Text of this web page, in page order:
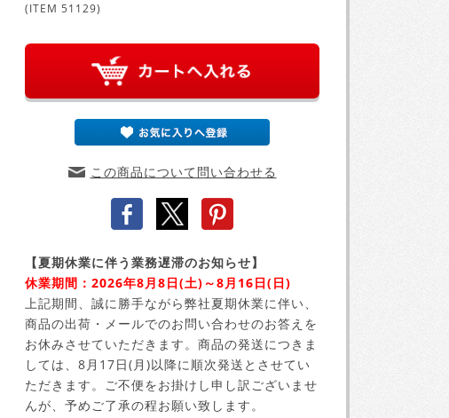
(ITEM 51129)
この商品について問い合わせる
【夏期休業に伴う業務遅滞のお知らせ】
休業期間：2026年8月8日(土)～8月16日(日)
上記期間、誠に勝手ながら弊社夏期休業に伴い、
商品の出荷・メールでのお問い合わせのお答えを
お休みさせていただきます。商品の発送につきま
しては、8月17日(月)以降に順次発送とさせてい
ただきます。ご不便をお掛けし申し訳ございませ
んが、予めご了承の程お願い致します。